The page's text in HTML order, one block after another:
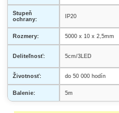
Stupeň
ochrany:
IP20
Rozmery: 5000 x 10 x 2,5mm
Deliteľnosť: 5cm/3LED
Životnosť: do 50 000 hodín
Balenie: 5m